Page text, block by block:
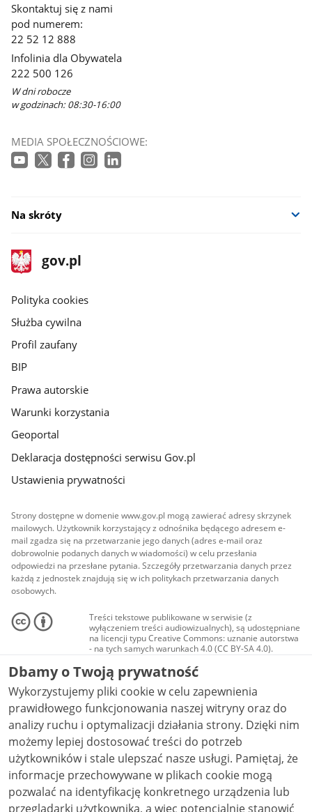
Skontaktuj się z nami
pod numerem:
22 52 12 888
Infolinia dla Obywatela
222 500 126
W dni robocze
w godzinach: 08:30-16:00
MEDIA SPOŁECZNOŚCIOWE:
Na skróty
stopka
gov.pl
Strona
gov.pl
gov.pl
Polityka cookies
Służba cywilna
Profil zaufany
BIP
Prawa autorskie
Warunki korzystania
Geoportal
Deklaracja dostępności serwisu Gov.pl
Ustawienia prywatności
Strony dostępne w domenie www.gov.pl mogą zawierać adresy skrzynek
mailowych. Użytkownik korzystający z odnośnika będącego adresem e-
mail zgadza się na przetwarzanie jego danych (adres e-mail oraz
dobrowolnie podanych danych w wiadomości) w celu przesłania
odpowiedzi na przesłane pytania. Szczegóły przetwarzania danych przez
każdą z jednostek znajdują się w ich politykach przetwarzania danych
osobowych.
Treści tekstowe publikowane w serwisie (z
wyłączeniem treści audiowizualnych), są udostępniane
na licencji typu Creative Commons: uznanie autorstwa
- na tych samych warunkach 4.0 (CC BY-SA 4.0).
Materiały audiowizualne, w tym zdjęcia, materiały
audio i wideo, są udostępniane na licencji typu
Creative Commons: uznanie autorstwa użycie
niekomercyjne - bez utworów zależnych 4.0 (CC BY-
NC-ND 4.0), o ile nie jest to stwierdzone inaczej.
Dbamy o Twoją prywatność
Wykorzystujemy pliki cookie w celu zapewnienia
prawidłowego funkcjonowania naszej witryny oraz do
analizy ruchu i optymalizacji działania strony. Dzięki nim
możemy lepiej dostosować treści do potrzeb
użytkowników i stale ulepszać nasze usługi. Pamiętaj, że
informacje przechowywane w plikach cookie mogą
pozwalać na identyfikację konkretnego urządzenia lub
przeglądarki użytkownika, a więc potencjalnie stanowić